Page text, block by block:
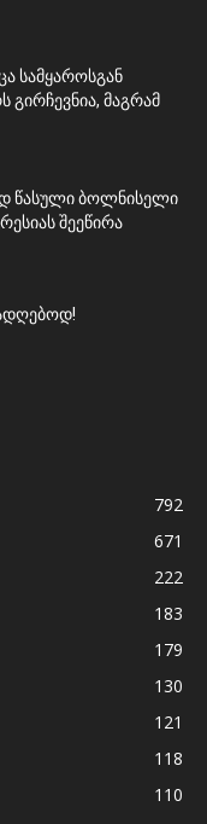
სამყაროსგან
მაგრამ
წასული ბოლნისელი
შეეწირა
792
671
222
183
179
130
121
118
110